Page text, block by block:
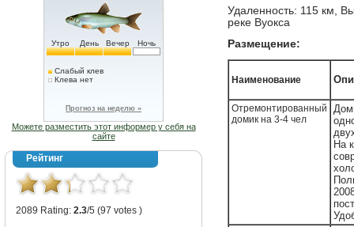
Утро День Вечер Ночь
Слабый клев
Клева нет
Прогноз на неделю »
Можете разместить этот информер у себя на
сайте
Рейтинг
2089 Rating: 2.3/5 (97 votes )
Удаленность: 115 км,
реке Вуокса
Размещение:
Наименование
Отремонтированный
домик на 3-4 чел
На